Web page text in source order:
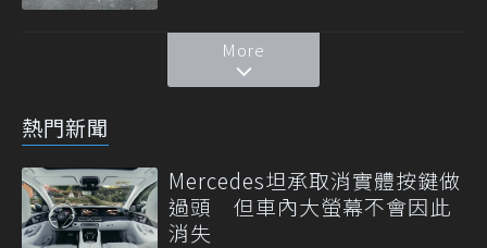
More
熱門新聞
Mercedes坦承取消實體按鍵做
過頭 但車內大螢幕不會因此
消失